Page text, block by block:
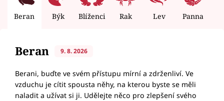
Beran Býk Blíženci Rak Lev Panna
Beran 9. 8. 2026
Berani, buďte ve svém přístupu mírní a zdrženliví. Ve
vzduchu je cítit spousta něhy, na kterou byste se měli
naladit a užívat si ji. Udělejte něco pro zlepšení svého